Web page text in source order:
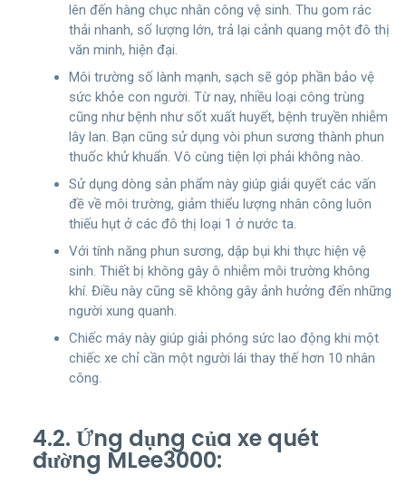
lên đến hàng chục nhân công vệ sinh. Thu gom rác
thải nhanh, số lượng lớn, trả lại cảnh quang một đô thị
văn minh, hiện đại.
Môi trường số lành mạnh, sạch sẽ góp phần bảo vệ
sức khỏe con người. Từ nay, nhiều loại công trùng
cũng như bệnh như sốt xuất huyết, bệnh truyền nhiễm
lây lan. Bạn cũng sử dụng vòi phun sương thành phun
thuốc khử khuẩn. Vô cùng tiện lợi phải không nào.
Sử dụng dòng sản phẩm này giúp giải quyết các vấn
đề về môi trường, giảm thiểu lượng nhân công luôn
thiếu hụt ở các đô thị loại 1 ở nước ta.
Với tính năng phun sương, dập bụi khi thực hiện vệ
sinh. Thiết bị không gây ô nhiễm môi trường không
khí. Điều này cũng sẽ không gây ảnh hưởng đến những
người xung quanh.
Chiếc máy này giúp giải phóng sức lao động khi một
chiếc xe chỉ cần một người lái thay thế hơn 10 nhân
công.
4.2. Ứng dụng của xe quét
đường MLee3000: